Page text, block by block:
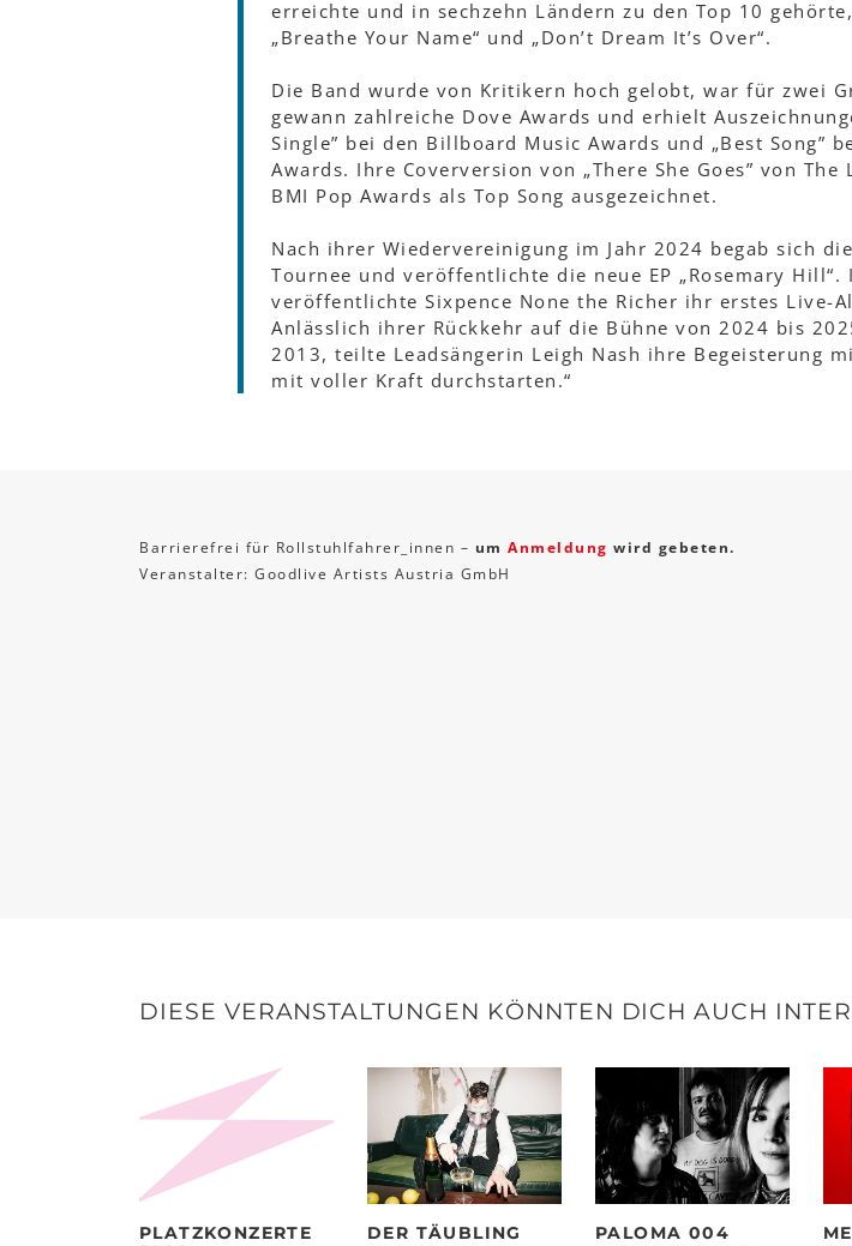
erreichte und in sechzehn Ländern zu den Top 10 gehörte,
„Breathe Your Name“ und „Don’t Dream It’s Over“.
Die Band wurde von Kritikern hoch gelobt, war für zwei
gewann zahlreiche Dove Awards und erhielt
Single” bei den Billboard Music Awards und „Best Song”
Awards. Ihre Coverversion von „There She Goes” von The
BMI Pop Awards als Top Song ausgezeichnet.
Nach ihrer Wiedervereinigung im Jahr 2024 begab sich
Tournee und veröffentlichte die neue EP „Rosemary Hill“.
veröffentlichte Sixpence None the Richer ihr erstes Live-
Anlässlich ihrer Rückkehr auf die Bühne von 2024 bis
2013, teilte Leadsängerin Leigh Nash ihre Begeisterung
mit voller Kraft durchstarten.“
Barrierefrei für Rollstuhlfahrer_innen – um Anmeldung wird gebeten.
Veranstalter: Goodlive Artists Austria GmbH
DIESE VERANSTALTUNGEN KÖNNTEN DICH AUCH
PLATZKONZERTE
DER TÄUBLING
PALOMA 004